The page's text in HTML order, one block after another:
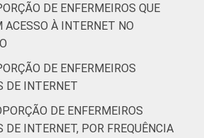
Até 30 anos
anos
41 anos ou
mais
DE ENFERMEIROS QUE
ACESSO À INTERNET NO
DE ENFERMEIROS
DE INTERNET
DE ENFERMEIROS
DE INTERNET, POR FREQUÊNCIA